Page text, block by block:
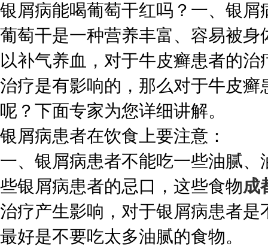
银屑病能喝葡萄干红吗？一、银屑
葡萄干是一种营养丰富、容易被
以补气养血，对于牛皮癣患者的
治疗是有影响的，那么对于牛皮
呢？下面专家为您详细讲解。
银屑病患者在饮食上要注意：
一、银屑病患者不能吃一些油腻
些银屑病患者的忌口，这些食物成
治疗产生影响，对于银屑病患者
最好是不要吃太多油腻的食物。